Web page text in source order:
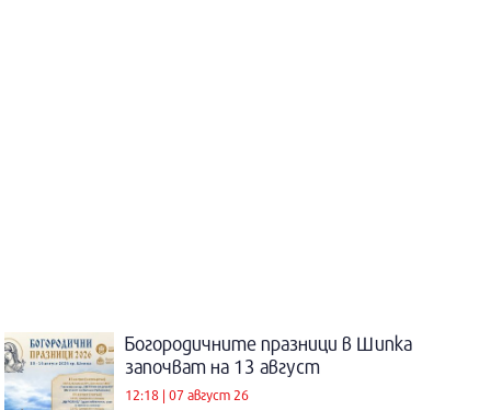
Богородичните празници в Шипка
започват на 13 август
12:18 | 07 август 26